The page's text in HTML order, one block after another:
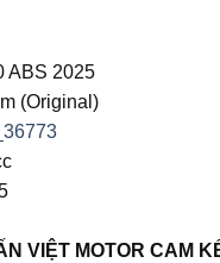
ABS 2025
(Original)
VIỆT MOTOR CAM